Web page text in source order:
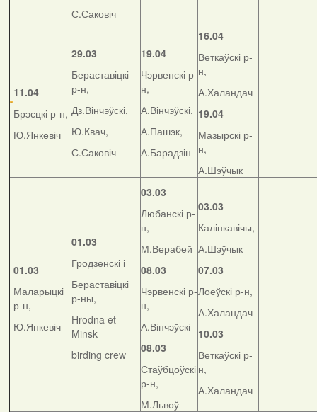
С.Саковіч
11.04
Брэсцкі р-н,
Ю.Янкевіч
29.03
Бераставіцкі
р-н,
Дз.Вінчэўскі,
Ю.Квач,
С.Саковіч
19.04
Чэрвенскі р-
н,
А.Вінчэўскі,
А.Пашэк,
А.Барадзін
16.04
Веткаўскі р-
н,
А.Халандач
19.04
Мазырскі р-
н,
А.Шэўчык
01.03
Маларыцкі
р-н,
Ю.Янкевіч
01.03
Гродзенскі і
Бераставіцкі
р-ны,
Hrodna et
Minsk
birding crew
03.03
Любанскі р-
н,
М.Верабей
08.03
Чэрвенскі р-
н,
А.Вінчэўскі
08.03
Стаўбцоўскі
р-н,
М.Львоў
03.03
Калінкавічы,
А.Шэўчык
07.03
Лоеўскі р-н,
А.Халандач
10.03
Веткаўскі р-
н,
А.Халандач